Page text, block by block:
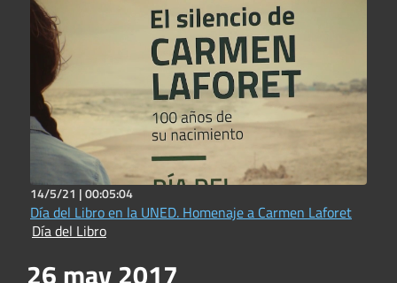
14/5/21 |00:05:04
Día del Libro en la UNED. Homenaje a Carmen Laforet
Día del Libro
26 may 2017